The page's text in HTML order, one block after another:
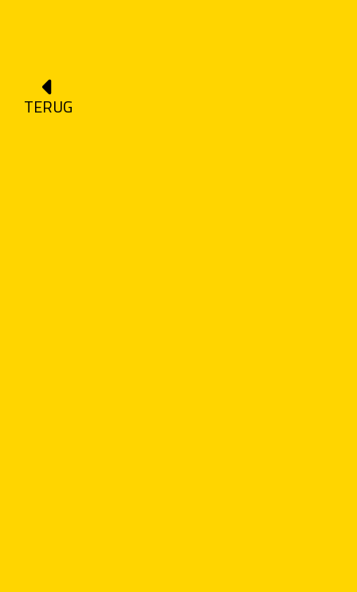
TERUG